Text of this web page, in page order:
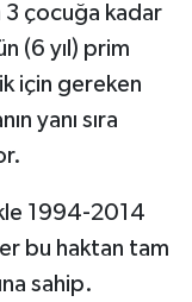
3 çocuğa kadar
(6 yıl) prim
için gereken
yanı sıra
1994-2014
bu haktan tam
sahip.